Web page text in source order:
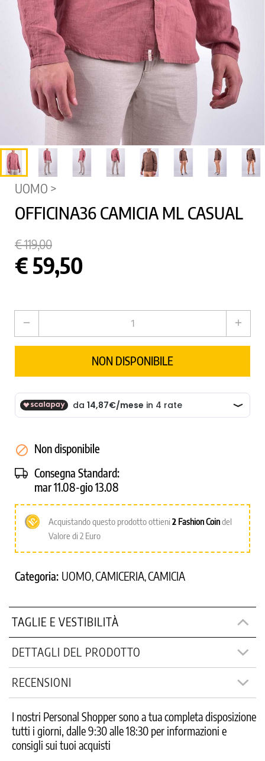
UOMO >
OFFICINA36 CAMICIA ML CASUAL
€ 119,00
€ 59,50
remove add
NON DISPONIBILE
 Non disponibile
Consegna Standard:
mar 11.08-gio 13.08
Acquistando questo prodotto ottieni 2 Fashion Coindel
Valore di 2 Euro
Categoria: UOMO,CAMICERIA,CAMICIA
TAGLIE E VESTIBILITÀ
DETTAGLI DEL PRODOTTO
RECENSIONI
I nostri Personal Shopper sono a tua completa disposizione
tutti i giorni, dalle 9:30 alle 18:30 per informazioni e
consigli sui tuoi acquisti